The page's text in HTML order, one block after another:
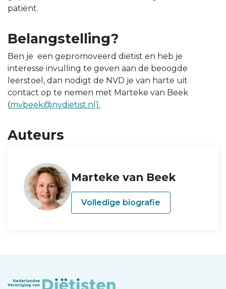
patiënt.
Belangstelling?
Ben je een gepromoveerd diëtist en heb je
interesse invulling te geven aan de beoogde
leerstoel, dan nodigt de NVD je van harte uit
contact op te nemen met Marteke van Beek
(mvbeek@nvdietist.nl).
Auteurs
Marteke van Beek
Volledige biografie